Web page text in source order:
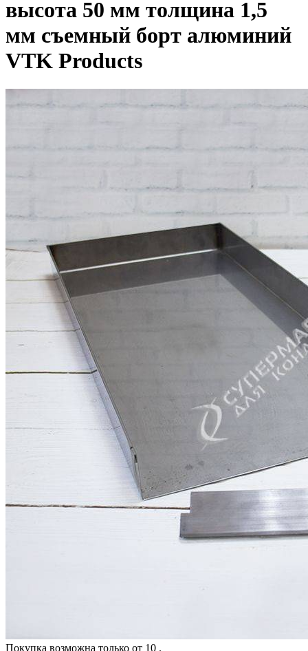
высота 50 мм толщина 1,5
мм съемный борт алюминий
VTK Products
Покупка возможна только от 10 .